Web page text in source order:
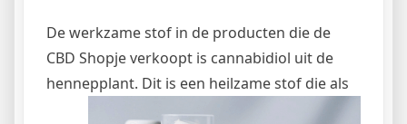
De werkzame stof in de producten die de
CBD Shopje verkoopt is cannabidiol uit de
hennepplant. Dit is een heilzame stof die als